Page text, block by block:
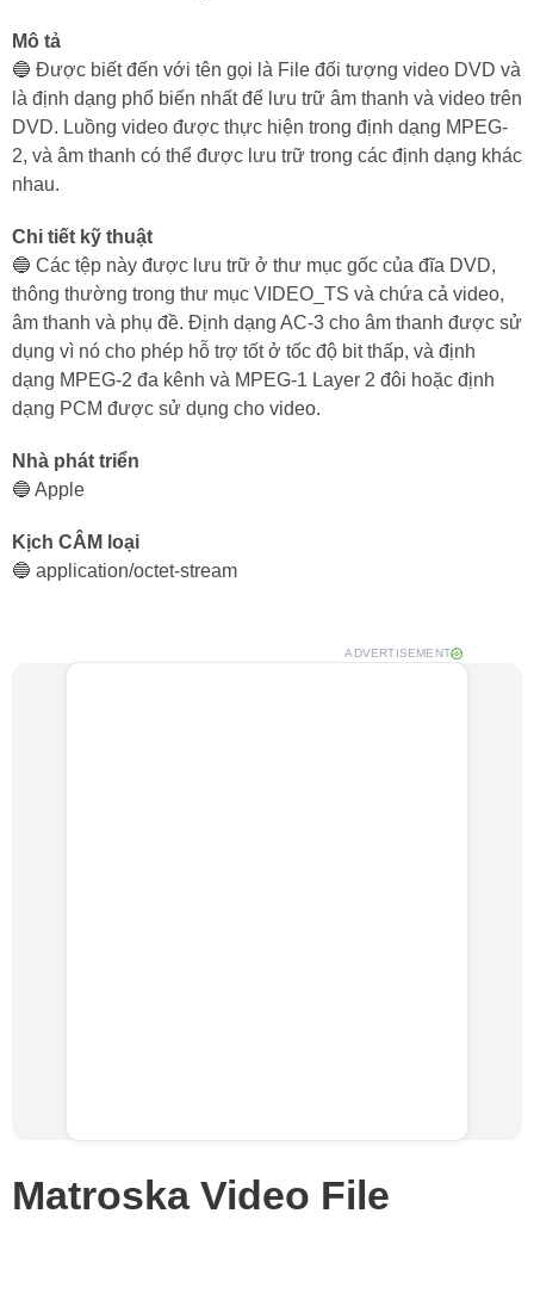
Mô tả
🔵 Được biết đến với tên gọi là File đối tượng video DVD và
là định dạng phổ biến nhất để lưu trữ âm thanh và video trên
DVD. Luồng video được thực hiện trong định dạng MPEG-
2, và âm thanh có thể được lưu trữ trong các định dạng khác
nhau.
Chi tiết kỹ thuật
🔵 Các tệp này được lưu trữ ở thư mục gốc của đĩa DVD,
thông thường trong thư mục VIDEO_TS và chứa cả video,
âm thanh và phụ đề. Định dạng AC-3 cho âm thanh được sử
dụng vì nó cho phép hỗ trợ tốt ở tốc độ bit thấp, và định
dạng MPEG-2 đa kênh và MPEG-1 Layer 2 đôi hoặc định
dạng PCM được sử dụng cho video.
Nhà phát triển
🔵 Apple
Kịch CÂM loại
🔵 application/octet-stream
ADVERTISEMENT
Matroska Video File